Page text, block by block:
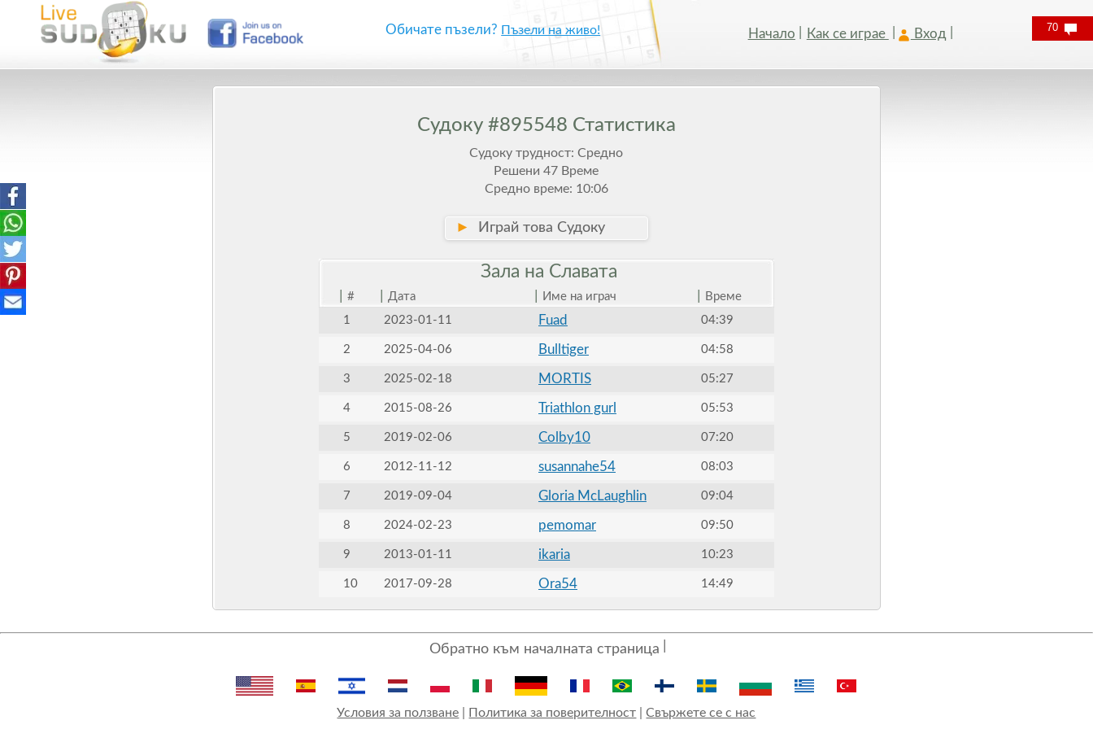
Обичате пъзели? Пъзели на живо! Начало Как се играе Вход
Судоку #895548 Статистика
Судоку трудност: Средно
Решени 47 Време
Средно време: 10:06
► Играй това Судоку
Зала на Славата
# Дата Име на играч
Време
1
2023-01-11 Fuad 04:39
2 2025-04-06 Bulltiger 04:58
3 2025-02-18 MORTIS 05:27
4 2015-08-26 Triathlon gurl 05:53
5 2019-02-06 Colby10 07:20
6 2012-11-12 susannahe54 08:03
7 2019-09-04 Gloria McLaughlin 09:04
8 2024-02-23 pemomar 09:50
9 2013-01-11 ikaria 10:23
10 2017-09-28 Ora54 14:49
Обратно към началната страница
Условия за ползване Политика за поверителност |Свържете се с нас
70